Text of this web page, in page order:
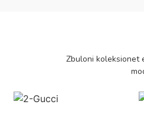
Zbuloni koleksionet